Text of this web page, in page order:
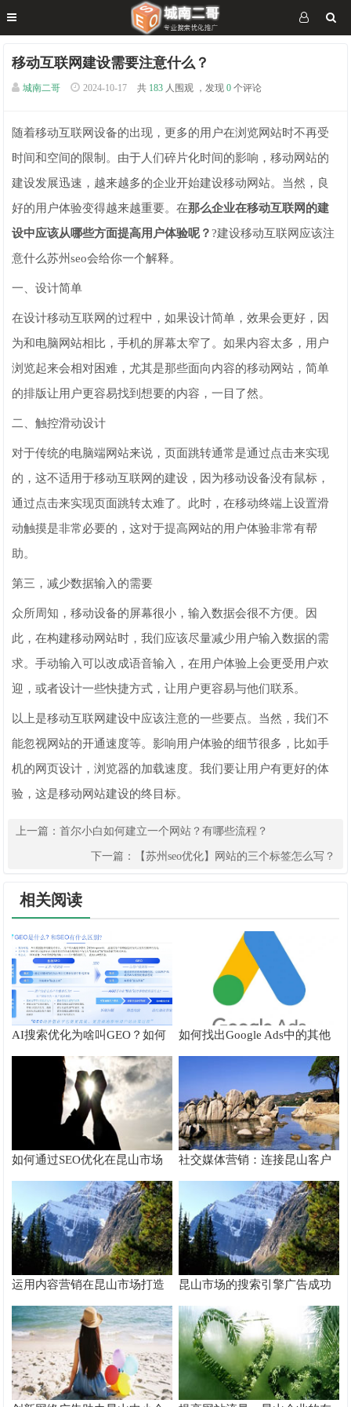
移动互联网建设需要注意什么？
城南二哥 2024-10-17 共 183 人围观 ，发现 0 个评论
随着移动互联网设备的出现，更多的用户在浏览网站时不再受
时间和空间的限制。由于人们碎片化时间的影响，移动网站的
建设发展迅速，越来越多的企业开始建设移动网站。当然，良
好的用户体验变得越来越重要。在那么企业在移动互联网的建
设中应该从哪些方面提高用户体验呢？?建设移动互联网应该注
意什么苏州seo会给你一个解释。
一、设计简单
在设计移动互联网的过程中，如果设计简单，效果会更好，因
为和电脑网站相比，手机的屏幕太窄了。如果内容太多，用户
浏览起来会相对困难，尤其是那些面向内容的移动网站，简单
的排版让用户更容易找到想要的内容，一目了然。
二、触控滑动设计
对于传统的电脑端网站来说，页面跳转通常是通过点击来实现
的，这不适用于移动互联网的建设，因为移动设备没有鼠标，
通过点击来实现页面跳转太难了。此时，在移动终端上设置滑
动触摸是非常必要的，这对于提高网站的用户体验非常有帮
助。
第三，减少数据输入的需要
众所周知，移动设备的屏幕很小，输入数据会很不方便。因
此，在构建移动网站时，我们应该尽量减少用户输入数据的需
求。手动输入可以改成语音输入，在用户体验上会更受用户欢
迎，或者设计一些快捷方式，让用户更容易与他们联系。
以上是移动互联网建设中应该注意的一些要点。当然，我们不
能忽视网站的开通速度等。影响用户体验的细节很多，比如手
机的网页设计，浏览器的加载速度。我们要让用户有更好的体
验，这是移动网站建设的终目标。
上一篇：首尔小白如何建立一个网站？有哪些流程？
下一篇： 【苏州seo优化】网站的三个标签怎么写？
相关阅读
AI搜索优化为啥叫GEO？如何
在AI搜索中获得排名？
如何找出Google Ads中的其他
搜索字词
如何通过SEO优化在昆山市场
脱颖而出
社交媒体营销：连接昆山客户
的桥梁
运用内容营销在昆山市场打造
品牌影响力
昆山市场的搜索引擎广告成功
案例分析